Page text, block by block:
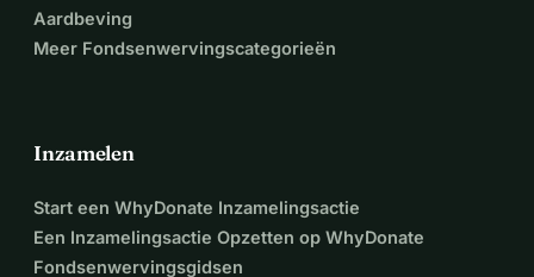
Aardbeving
Meer Fondsenwervingscategorieën
Inzamelen
Start een WhyDonate Inzamelingsactie
Een Inzamelingsactie Opzetten op WhyDonate
Fondsenwervingsgidsen